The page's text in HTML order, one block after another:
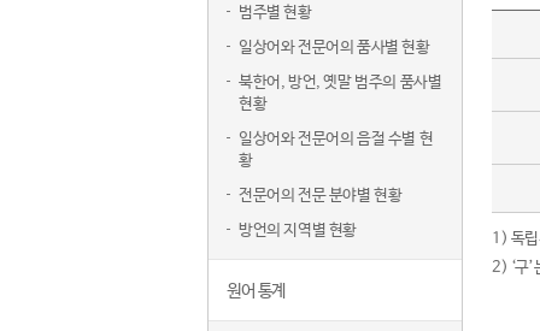
범주별 현황
일상어와 전문어의 품사별 현황
북한어, 방언, 옛말 범주의 품사별
현황
일상어와 전문어의 음절 수별 현
황
전문어의 전문 분야별 현황
방언의 지역별 현황
원어 통계
1) 독립
2) ‘구